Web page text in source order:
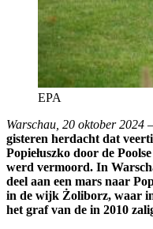
EPA
Warschau, 20 oktober 2024 –
gisteren herdacht dat
Popiełuszko door de
werd vermoord. In
deel aan een mars naar
in de wijk Żoliborz, waar
het graf van de in 2010